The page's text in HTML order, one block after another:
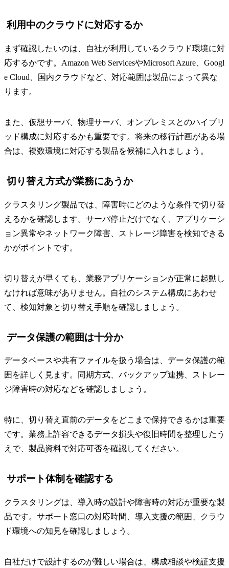
利用中のクラウドに対応するか
まず確認したいのは、自社が利用しているクラウド環境に対
応するかです。Amazon Web ServicesやMicrosoft Azure、Googl
e Cloud、国内クラウドなど、対応範囲は製品によって異な
ります。
また、仮想サーバ、物理サーバ、オンプレミスとのハイブリ
ッド構成に対応するかも重要です。将来の移行計画がある場
合は、複数環境に対応する製品を候補に入れましょう。
切り替え方式が業務にあうか
クラスタリング製品では、障害時にどのような条件で切り替
えるかを確認します。サーバ停止だけでなく、アプリケーシ
ョン異常やネットワーク障害、ストレージ障害を検知できる
かがポイントです。
切り替えが早くても、業務アプリケーションが正常に起動し
なければ意味がありません。自社のシステム構成にあわせ
て、検知対象と切り替え手順を確認しましょう。
データ保護の範囲は十分か
データベースや共有ファイルを扱う場合は、データ保護の範
囲を詳しく見ます。同期方式、バックアップ連携、ストレー
ジ障害時の対応などを確認しましょう。
特に、切り替え直前のデータをどこまで保持できるかは重要
です。業務上許容できるデータ損失や復旧時間を整理したう
えで、製品資料で対応可否を確認してください。
サポート体制を確認する
クラスタリングは、導入時の設計や障害時の対応が重要な製
品です。サポート窓口の対応時間、導入支援の範囲、クラウ
ド環境への知見を確認しましょう。
自社だけで設計するのが難しい場合は、構成相談や検証支援